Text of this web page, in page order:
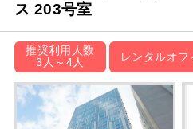
ス 203号室
推奨利用人数
3人～4人
レンタルオフ